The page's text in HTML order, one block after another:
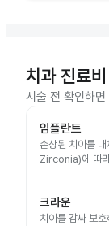
치과 진료
시술 전 확인하
임플란트
손상된 치아를
Zirconia)에 따
크라운
치아를 감싸 보